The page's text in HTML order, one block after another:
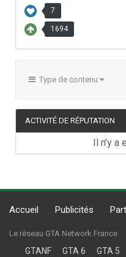
7
1694
Type de contenu
ACTIVITÉ DE RÉPUTATION
Il n’y
Accueil Publicités
Le réseau GTA Network France
GTANF GTA 6 GTA 5